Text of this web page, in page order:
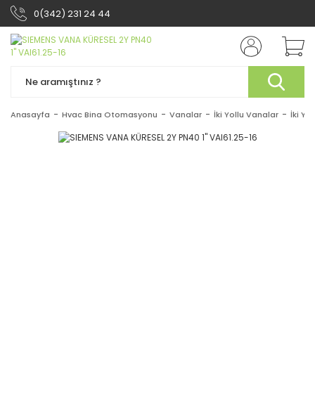
0(342) 231 24 44
Anasayfa Hvac Bina Otomasyonu Vanalar İki Yollu Vanalar İki